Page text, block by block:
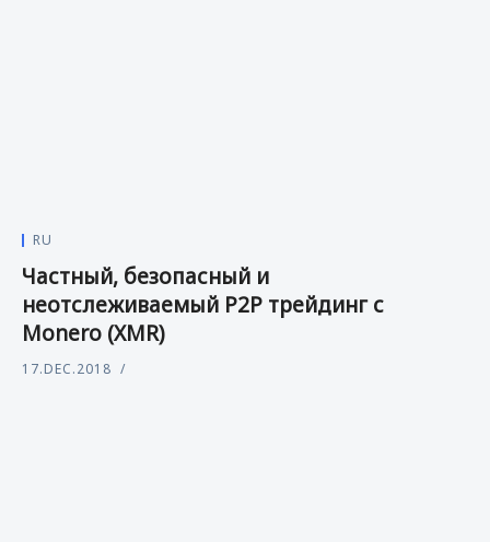
RU
Частный, безопасный и
неотслеживаемый P2P трейдинг с
Monero (XMR)
17.DEC.2018